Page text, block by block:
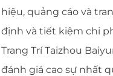
hiệu, quảng cáo và
định và tiết kiệm chi
Trang Trí Taizhou
đánh giá cao sự nhất